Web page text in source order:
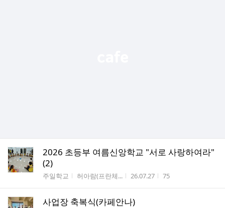
2026 초등부 여름신앙학교 "서로 사랑하여라"
(2)
게시판명
주일학교 작성자
허아람(프란체... 작성시간
26.07.27 조회수
75
사업장 축복식(카페안나)